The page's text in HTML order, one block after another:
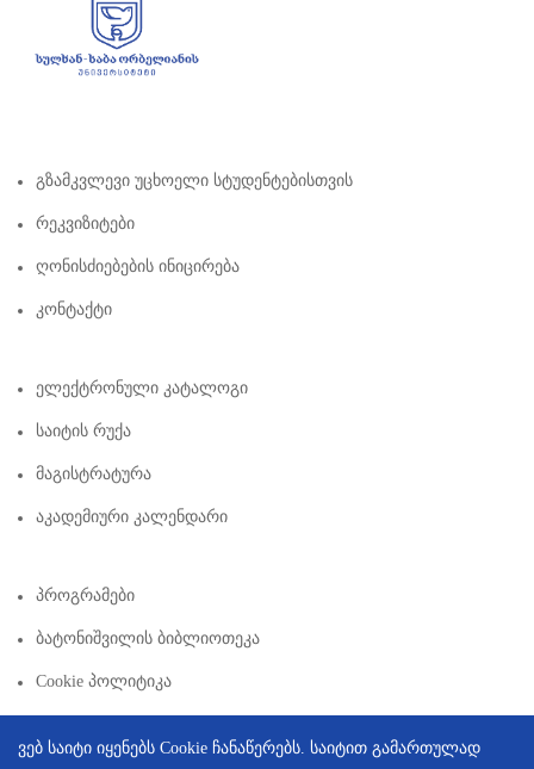
Გზამკვლევი Უცხოელი Სტუდენტებისთვის
Რეკვიზიტები
Ღონისძიებების Ინიცირება
Კონტაქტი
Ელექტრონული Კატალოგი
Საიტის Რუქა
Მაგისტრატურა
Აკადემიური Კალენდარი
Პროგრამები
Ბატონიშვილის Ბიბლიოთეკა
Cookie Პოლიტიკა
ვებ საიტი იყენებს Cookie ჩანაწერებს. საიტით გამართულად